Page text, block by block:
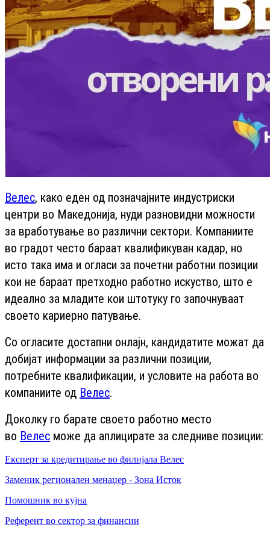
Велес, како еден од позначајните индустриски
центри во Македонија, нуди разновидни можности
за вработување во различни сектори. Компаниите
во градот често бараат квалификуван кадар, но
исто така има и огласи за почетни работни позиции
кои не бараат претходно работно искуство, што е
идеално за младите кои штотуку го започнуваат
своето кариерно патување.
Со огласите достапни онлајн, кандидатите можат да
добијат информации за различни позиции,
потребните квалификации, и условите на работа во
компаниите од Велес.
Доколку го барате своето работно место
во Велес може да аплицирате за следниве позиции:
Експерт за кредитирање во филијала Велес
Заменик регионален менаџер - Зона Исток
Помошник во кујна
Референт во сектор за финансии